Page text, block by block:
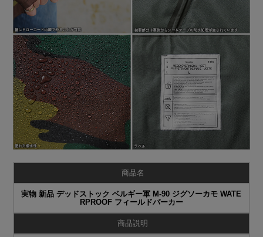
商品名
実物 新品 デッドストック ベルギー軍 M-90 ジグソーカモ WATE
RPROOF フィールドパーカー
商品説明